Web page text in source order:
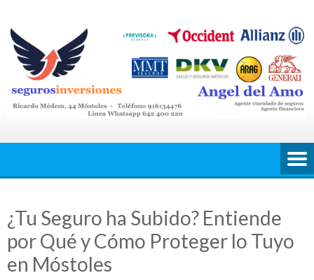
contenido
¿Tu Seguro ha Subido? Entiende
por Qué y Cómo Proteger lo Tuyo
en Móstoles